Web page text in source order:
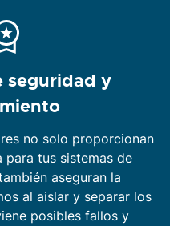
seguridad y
no solo proporcionan
para tus sistemas de
aseguran la
al aislar y separar los
posibles fallos y